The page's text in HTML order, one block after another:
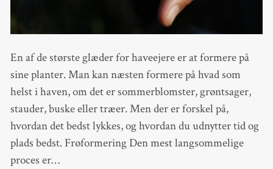
En af de største glæder for haveejere er at formere på
sine planter. Man kan næsten formere på hvad som
helst i haven, om det er sommerblomster, grøntsager,
stauder, buske eller træer. Men der er forskel på,
hvordan det bedst lykkes, og hvordan du udnytter tid og
plads bedst. Frøformering Den mest langsommelige
proces er…